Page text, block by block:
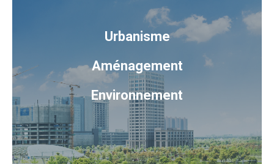
Urbanisme
Aménagement
Environnement